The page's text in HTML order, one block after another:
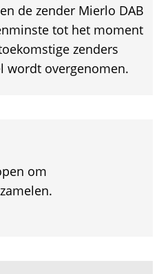
de zender Mierlo DAB
tot het moment
zenders
wordt overgenomen.
om